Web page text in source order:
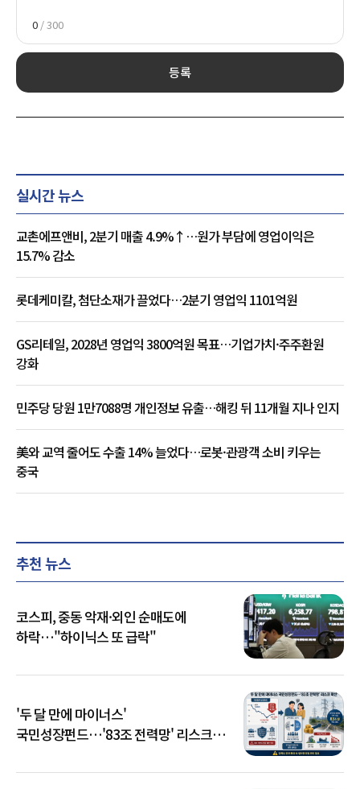
0 / 300
등록
실시간 뉴스
교촌에프앤비, 2분기 매출 4.9%↑…원가 부담에 영업이익은
15.7% 감소
롯데케미칼, 첨단소재가 끌었다…2분기 영업익 1101억원
GS리테일, 2028년 영업익 3800억원 목표…기업가치·주주환원
강화
민주당 당원 1만7088명 개인정보 유출…해킹 뒤 11개월 지나 인지
美와 교역 줄어도 수출 14% 늘었다…로봇·관광객 소비 키우는
중국
추천 뉴스
코스피, 중동 악재·외인 순매도에
하락…"하이닉스 또 급락"
'두 달 만에 마이너스'
국민성장펀드…'83조 전력망' 리스크